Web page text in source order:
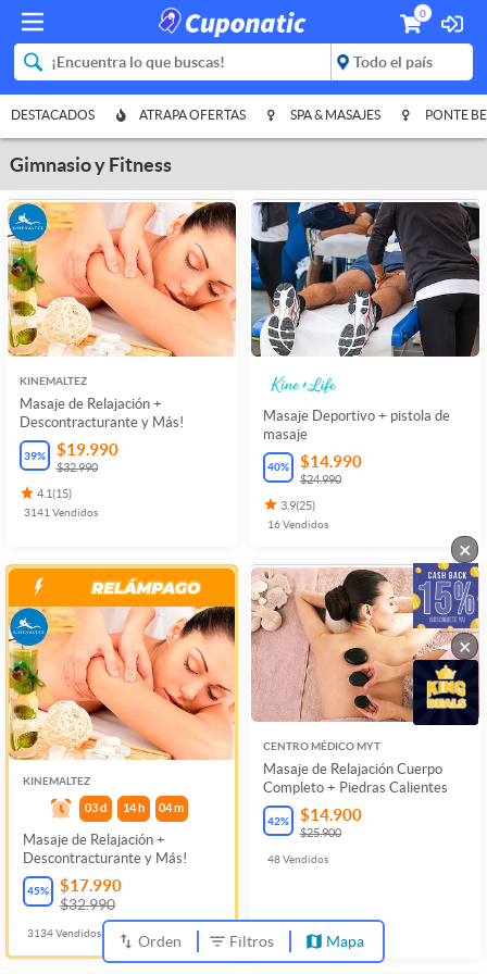
0
DESTACADOS ATRAPA OFERTAS SPA & MASAJES PONTE
Gimnasio y Fitness
KINEMALTEZ
Masaje de Relajación +
Descontracturante y Más!
39% $19.990
$32.990
4.1(15)
3141 Vendidos
Masaje Deportivo + pistola de
masaje
40% $14.990
$24.990
3.9(25)
16Vendidos
KINEMALTEZ
03 d 14 h 04m
Masaje de Relajación +
Descontracturante y Más!
45% $17.990
$32.990
3134Vendidos
CENTRO MÉDICO MYT
Masaje de Relajación Cuerpo
Completo + Piedras Calientes
42% $14.900
$25.900
48Vendidos
Orden Filtros Mapa
×
×